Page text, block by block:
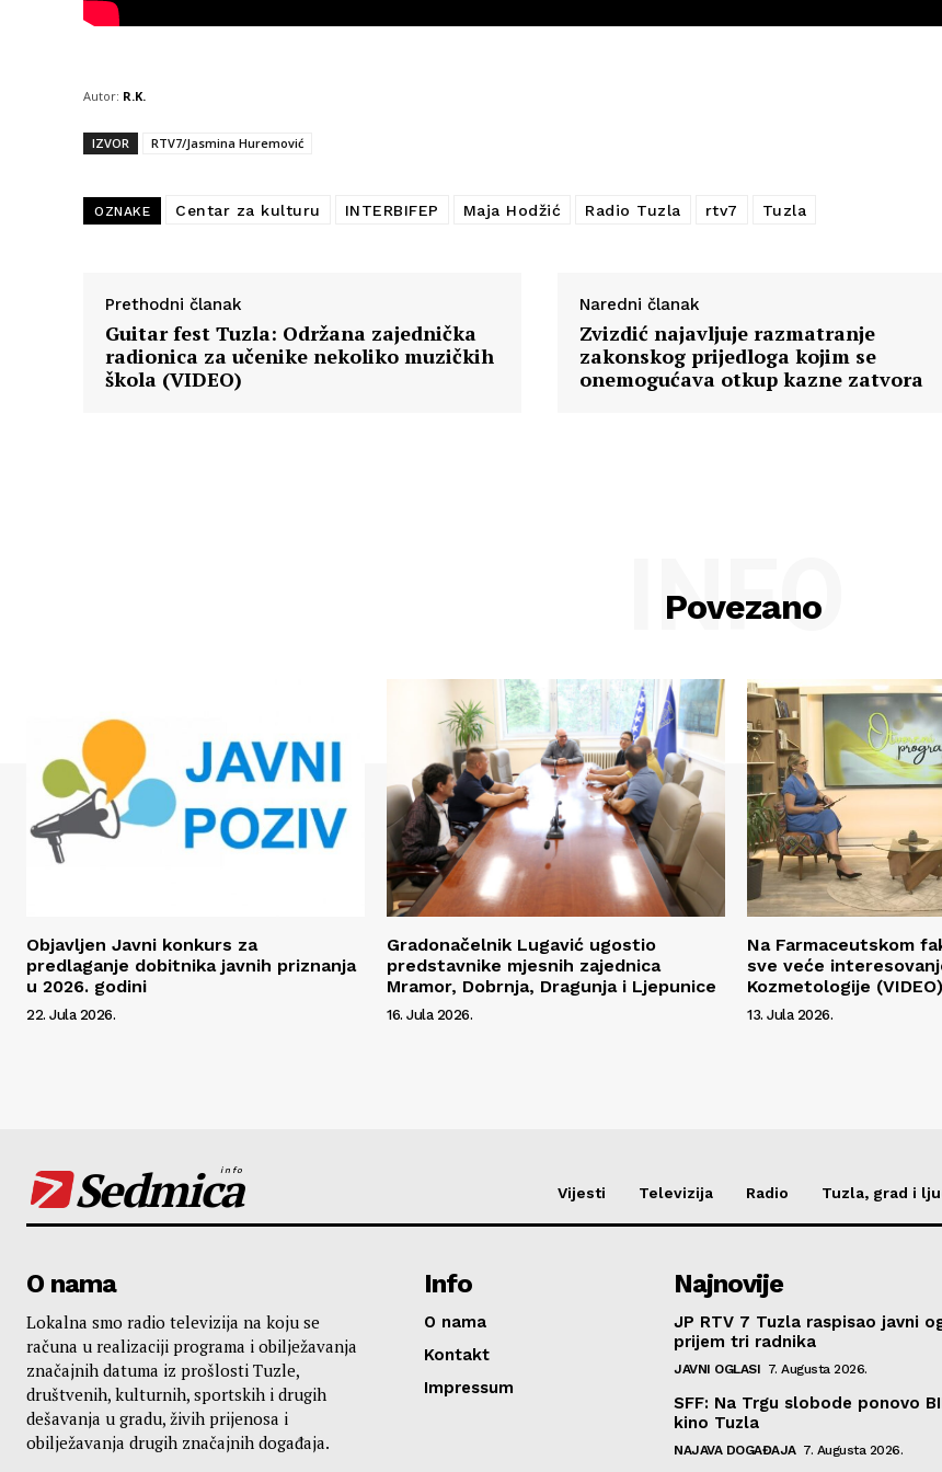
Autor: R.K.
IZVOR RTV7/Jasmina Huremović
OZNAKE Centar za kulturu INTERBIFEP Maja Hodžić Radio Tuzla rtv7 Tuzla
Prethodni članak
Guitar fest Tuzla: Održana zajednička
radionica za učenike nekoliko muzičkih
škola (VIDEO)
Naredni članak
Zvizdić najavljuje razmatranje
zakonskog prijedloga kojim se
onemogućava otkup kazne zatvora
Povezano
INFO
Objavljen Javni konkurs za
predlaganje dobitnika javnih priznanja
u 2026. godini
22. Jula 2026.
Gradonačelnik Lugavić ugostio
predstavnike mjesnih zajednica
Mramor, Dobrnja, Dragunja i Ljepunice
16. Jula 2026.
Na Farmaceutskom
sve veće
Kozmetologije (VIDEO)
13. Jula 2026.
Sedmica
info
Vijesti Televizija Radio Tuzla, grad i
O nama
Lokalna smo radio televizija na koju se
računa u realizaciji programa i obilježavanja
značajnih datuma iz prošlosti Tuzle,
društvenih, kulturnih, sportskih i drugih
dešavanja u gradu, živih prijenosa i
obilježavanja drugih značajnih događaja.
Info
O nama
Kontakt
Impressum
Najnovije
JP RTV 7 Tuzla raspisao javni
prijem tri radnika
JAVNI OGLASI 7. Augusta 2026.
SFF: Na Trgu slobode ponovo
kino Tuzla
NAJAVA DOGAĐAJA 7. Augusta 2026.